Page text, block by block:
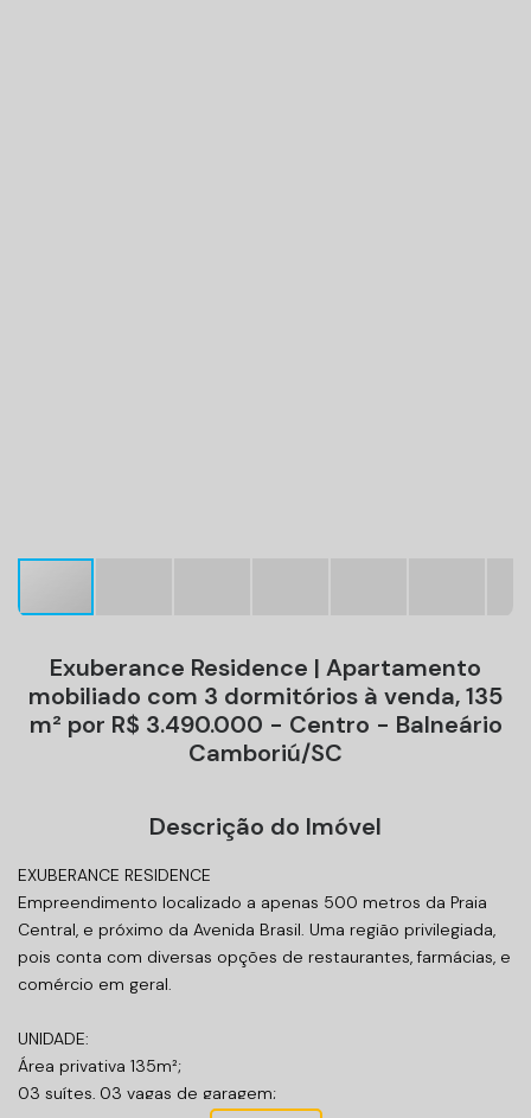
Exuberance Residence | Apartamento
mobiliado com 3 dormitórios à venda, 135
m² por R$ 3.490.000 - Centro - Balneário
Camboriú/SC
Descrição do Imóvel
EXUBERANCE RESIDENCE
Empreendimento localizado a apenas 500 metros da Praia
Central, e próximo da Avenida Brasil. Uma região privilegiada,
pois conta com diversas opções de restaurantes, farmácias, e
comércio em geral.
UNIDADE:
Área privativa 135m²;
03 suítes, 03 vagas de garagem;